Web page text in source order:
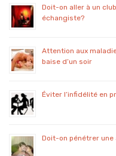
Doit-on aller à un
échangiste?
Attention aux
baise d’un soir
Éviter l’infidélité en
Doit-on pénétrer